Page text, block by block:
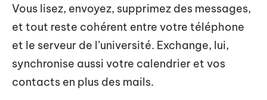
Vous lisez, envoyez, supprimez des messages,
et tout reste cohérent entre votre téléphone
et le serveur de l’université. Exchange, lui,
synchronise aussi votre calendrier et vos
contacts en plus des mails.